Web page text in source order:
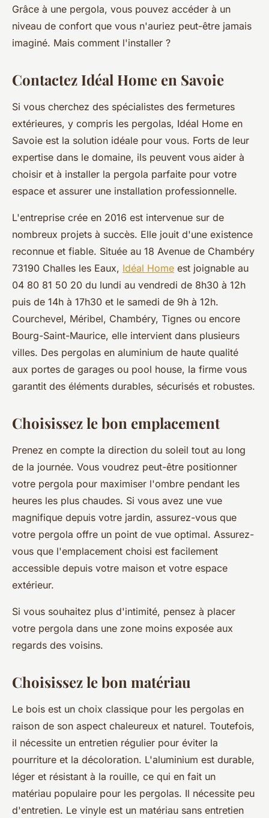
Grâce à une pergola, vous pouvez accéder à un
niveau de confort que vous n'auriez peut-être jamais
imaginé. Mais comment l'installer ?
Contactez Idéal Home en Savoie
Si vous cherchez des spécialistes des fermetures
extérieures, y compris les pergolas, Idéal Home en
Savoie est la solution idéale pour vous. Forts de leur
expertise dans le domaine, ils peuvent vous aider à
choisir et à installer la pergola parfaite pour votre
espace et assurer une installation professionnelle.
L'entreprise crée en 2016 est intervenue sur de
nombreux projets à succès. Elle jouit d'une existence
reconnue et fiable. Située au 18 Avenue de Chambéry
73190 Challes les Eaux, Idéal Home est joignable au
04 80 81 50 20​ du lundi au vendredi de 8h30 à 12h
puis de 14h à 17h30 et le samedi de 9h à 12h.
Courchevel, Méribel, Chambéry, Tignes ou encore
Bourg-Saint-Maurice, elle intervient dans plusieurs
villes. Des pergolas en aluminium de haute qualité
aux portes de garages ou pool house, la firme vous
garantit des éléments durables, sécurisés et robustes.
Choisissez le bon emplacement
Prenez en compte la direction du soleil tout au long
de la journée. Vous voudrez peut-être positionner
votre pergola pour maximiser l'ombre pendant les
heures les plus chaudes. Si vous avez une vue
magnifique depuis votre jardin, assurez-vous que
votre pergola offre un point de vue optimal. Assurez-
vous que l'emplacement choisi est facilement
accessible depuis votre maison et votre espace
extérieur.
Si vous souhaitez plus d'intimité, pensez à placer
votre pergola dans une zone moins exposée aux
regards des voisins.
Choisissez le bon matériau
Le bois est un choix classique pour les pergolas en
raison de son aspect chaleureux et naturel. Toutefois,
il nécessite un entretien régulier pour éviter la
pourriture et la décoloration. L'aluminium est durable,
léger et résistant à la rouille, ce qui en fait un
matériau populaire pour les pergolas. Il nécessite peu
d'entretien. Le vinyle est un matériau sans entretien